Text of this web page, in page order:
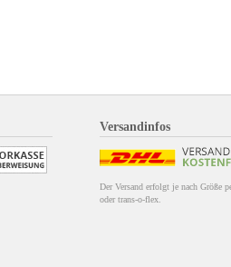
Versandinfos
Der Versand erfolgt je nach Größe
oder trans-o-flex.